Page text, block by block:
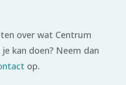
over wat Centrum
kan doen? Neem dan
op.